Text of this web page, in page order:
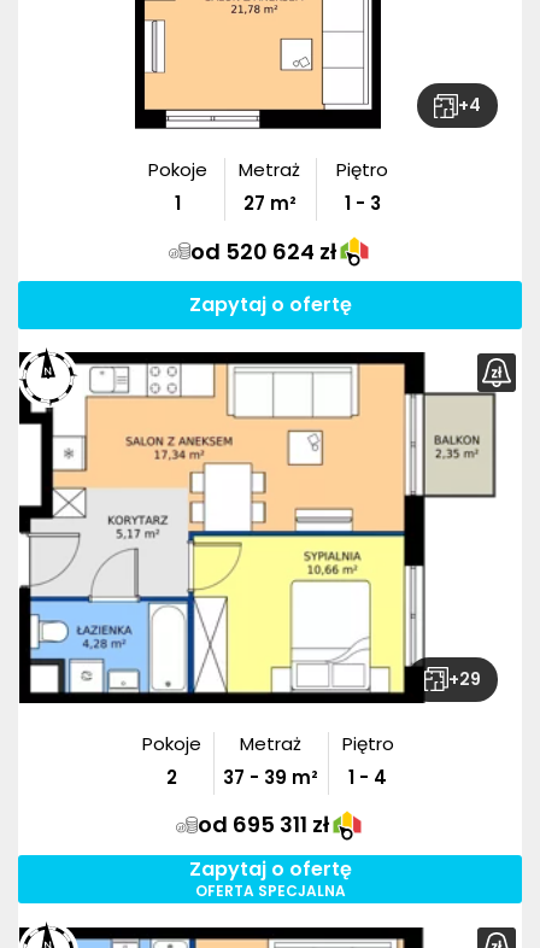
+4
Pokoje
1
Metraż
27 m²
Piętro
1 - 3
od 520 624 zł
Zapytaj o ofertę
+29
Pokoje
2
Metraż
37 - 39 m²
Piętro
1 - 4
od 695 311 zł
Zapytaj o ofertę
OFERTA SPECJALNA